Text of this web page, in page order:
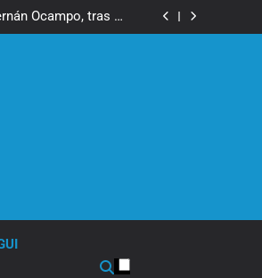
Ocampo, tras la
de chats privados
por consumo con
Ocampo, tras la
por consumo con
del peronismo